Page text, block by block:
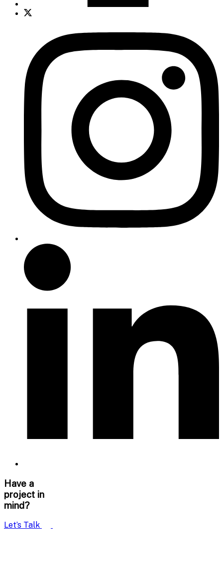
Have a
project in
mind?
Let’s Talk